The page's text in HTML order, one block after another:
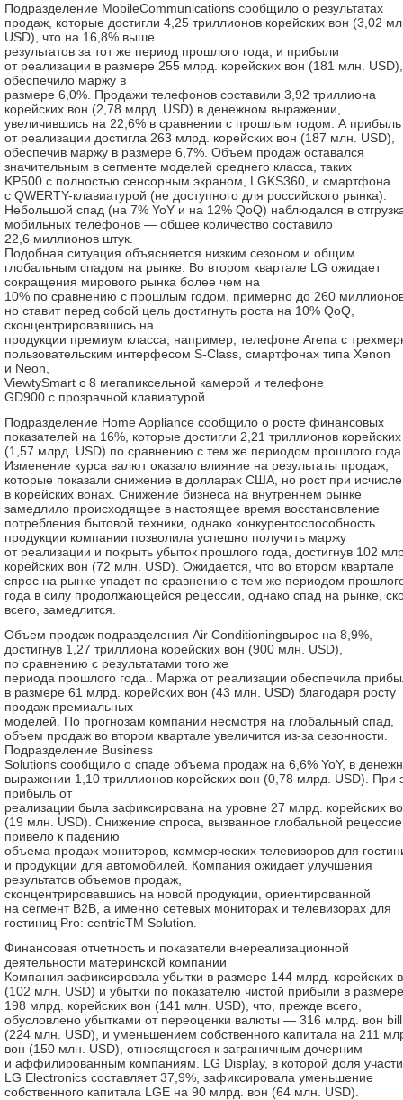
Подразделение MobileCommunications сообщило о результатах
продаж, которые достигли 4,25 триллионов корейских вон (3,02
USD), что на 16,8% выше
результатов за тот же период прошлого года, и прибыли
от реализации в размере 255 млрд. корейских вон (181 млн.
обеспечило маржу в
размере 6,0%. Продажи телефонов составили 3,92 триллиона
корейских вон (2,78 млрд. USD) в денежном выражении,
увеличившись на 22,6% в сравнении с прошлым годом. А прибыль
от реализации достигла 263 млрд. корейских вон (187 млн. USD),
обеспечив маржу в размере 6,7%. Объем продаж оставался
значительным в сегменте моделей среднего класса, таких
KP500 с полностью сенсорным экраном, LGKS360, и смартфона
с QWERTY-клавиатурой (не доступного для российского рынка).
Небольшой спад (на 7% YoY и на 12% QoQ) наблюдался в
мобильных телефонов — общее количество составило
22,6 миллионов штук.
Подобная ситуация объясняется низким сезоном и общим
глобальным спадом на рынке. Во втором квартале LG ожидает
сокращения мирового рынка более чем на
10% по сравнению с прошлым годом, примерно до 260
но ставит перед собой цель достигнуть роста на 10% QoQ,
сконцентрировавшись на
продукции премиум класса, например, телефоне Arena с
пользовательским интерфесом S-Class, смартфонах типа Xenon
и Neon,
ViewtySmart с 8 мегапиксельной камерой и телефоне
GD900 с прозрачной клавиатурой.
Подразделение Home Appliance сообщило о росте финансовых
показателей на 16%, которые достигли 2,21 триллионов
(1,57 млрд. USD) по сравнению с тем же периодом прошлого
Изменение курса валют оказало влияние на результаты продаж,
которые показали снижение в долларах США, но рост при
в корейских вонах. Снижение бизнеса на внутреннем рынке
замедлило происходящее в настоящее время восстановление
потребления бытовой техники, однако конкурентоспособность
продукции компании позволила успешно получить маржу
от реализации и покрыть убыток прошлого года, достигнув 102
корейских вон (72 млн. USD). Ожидается, что во втором квартале
спрос на рынке упадет по сравнению с тем же периодом
года в силу продолжающейся рецессии, однако спад на рынке,
всего, замедлится.
Объем продаж подразделения Air Conditioningвырос на 8,9%,
достигнув 1,27 триллиона корейских вон (900 млн. USD),
по сравнению с результатами того же
периода прошлого года.. Маржа от реализации обеспечила
в размере 61 млрд. корейских вон (43 млн. USD) благодаря росту
продаж премиальных
моделей. По прогнозам компании несмотря на глобальный спад,
объем продаж во втором квартале увеличится из-за сезонности.
Подразделение Business
Solutions сообщило о спаде объема продаж на 6,6% YoY, в
выражении 1,10 триллионов корейских вон (0,78 млрд. USD). При
прибыль от
реализации была зафиксирована на уровне 27 млрд. корейских
(19 млн. USD). Снижение спроса, вызванное глобальной
привело к падению
объема продаж мониторов, коммерческих телевизоров для
и продукции для автомобилей. Компания ожидает улучшения
результатов объемов продаж,
сконцентрировавшись на новой продукции, ориентированной
на сегмент B2B, а именно сетевых мониторах и телевизорах для
гостиниц Pro: centricTM Solution.
Финансовая отчетность и показатели внереализационной
деятельности материнской компании
Компания зафиксировала убытки в размере 144 млрд. корейских
(102 млн. USD) и убытки по показателю чистой прибыли в размере
198 млрд. корейских вон (141 млн. USD), что, прежде всего,
обусловлено убытками от переоценки валюты — 316 млрд. вон
(224 млн. USD), и уменьшением собственного капитала на 211
вон (150 млн. USD), относящегося к заграничным дочерним
и аффилированным компаниям. LG Display, в которой доля
LG Electronics составляет 37,9%, зафиксировала уменьшение
собственного капитала LGE на 90 млрд. вон (64 млн. USD).